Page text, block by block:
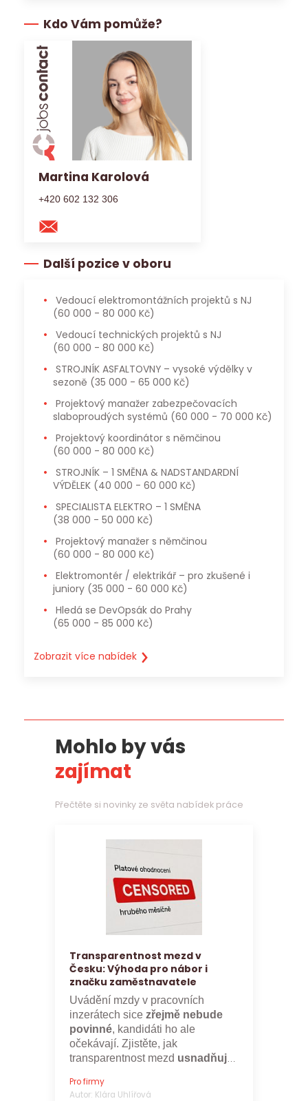
Kdo Vám pomůže?
Martina Karolová
+420 602 132 306
Další pozice v oboru
Vedoucí elektromontážních projektů s NJ
(60 000 - 80 000 Kč)
Vedoucí technických projektů s NJ
(60 000 - 80 000 Kč)
sezoně (35 000 - 65 000 Kč)
slaboproudých systémů (60 000 - 70 000 Kč)
Projektový koordinátor s němčinou
(60 000 - 80 000 Kč)
VÝDĚLEK (40 000 - 60 000 Kč)
SPECIALISTA ELEKTRO – 1 SMĚNA
(38 000 - 50 000 Kč)
Projektový manažer s němčinou
(60 000 - 80 000 Kč)
juniory (35 000 - 60 000 Kč)
Hledá se DevOpsák do Prahy
(65 000 - 85 000 Kč)
Zobrazit více nabídek
Mohlo by vás
zajímat
Přečtěte si novinky ze světa nabídek práce
Transparentnost mezd v
Česku: Výhoda pro nábor i
značku zaměstnavatele
Uvádění mzdy v pracovních
inzerátech sice zřejmě nebude
povinné, kandidáti ho ale
očekávají. Zjistěte, jak
transparentnost mezd usnadňuje
zaměstnavatele.
Pro firmy
Autor: Klára Uhlířová